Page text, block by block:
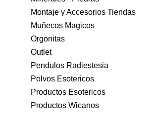
Montaje y Accesorios Tiendas
Muñecos Magicos
Orgonitas
Outlet
Pendulos Radiestesia
Polvos Esotericos
Productos Esotericos
Productos Wicanos